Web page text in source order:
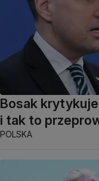
Bosak krytykuje
i tak to
POLSKA